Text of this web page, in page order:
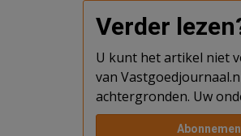
Verder
U kunt het artikel niet
van
achtergronden. Uw